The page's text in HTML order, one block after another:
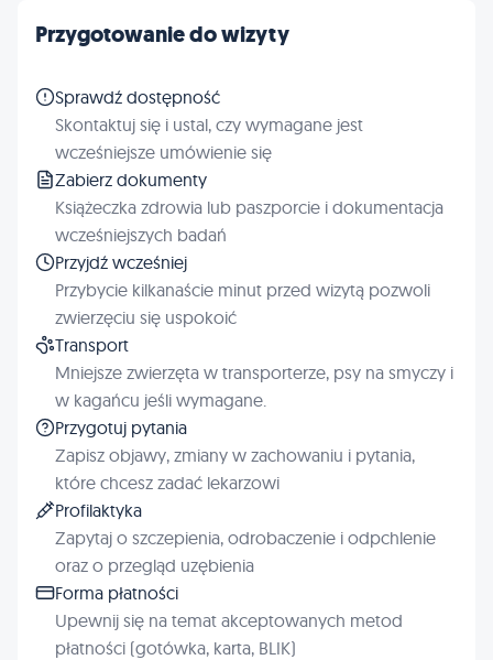
Przygotowanie do wizyty
Sprawdź dostępność
Skontaktuj się i ustal, czy wymagane jest
wcześniejsze umówienie się
Zabierz dokumenty
Książeczka zdrowia lub paszporcie i dokumentacja
wcześniejszych badań
Przyjdź wcześniej
Przybycie kilkanaście minut przed wizytą pozwoli
zwierzęciu się uspokoić
Transport
Mniejsze zwierzęta w transporterze, psy na smyczy i
w kagańcu jeśli wymagane.
Przygotuj pytania
Zapisz objawy, zmiany w zachowaniu i pytania,
które chcesz zadać lekarzowi
Profilaktyka
Zapytaj o szczepienia, odrobaczenie i odpchlenie
oraz o przegląd uzębienia
Forma płatności
Upewnij się na temat akceptowanych metod
płatności (gotówka, karta, BLIK)